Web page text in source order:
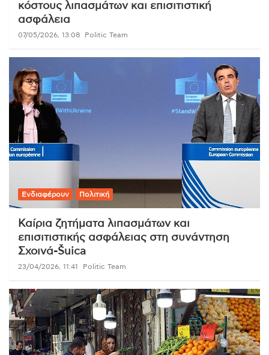
κόστους λιπασμάτων και επισιτιστική
ασφάλεια
07/05/2026, 13:08 Politic Team
Ενδιαφέρουν Πολιτική
Καίρια ζητήματα λιπασμάτων και
επισιτιστικής ασφάλειας στη συνάντηση
Σχοινά-Šuica
23/04/2026, 11:41 Politic Team